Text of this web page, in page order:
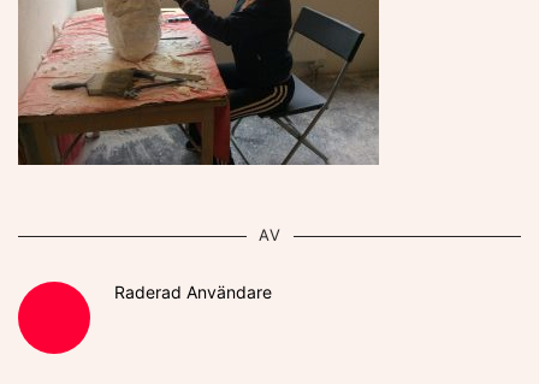
AV
Raderad Användare